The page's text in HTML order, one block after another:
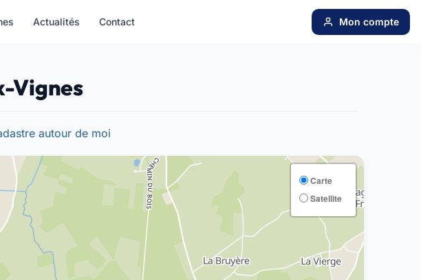
Actualités Contact Mon compte
Vignes
autour de moi
Carte
Satellite